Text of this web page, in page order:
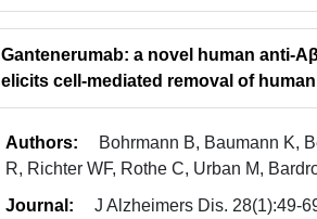
Gantenerumab: a novel human anti-
elicits cell-mediated removal of
Authors:
Bohrmann B, Baumann K,
R, Richter WF, Rothe C, Urban M,
Journal:
J Alzheimers Dis. 28(1):49-